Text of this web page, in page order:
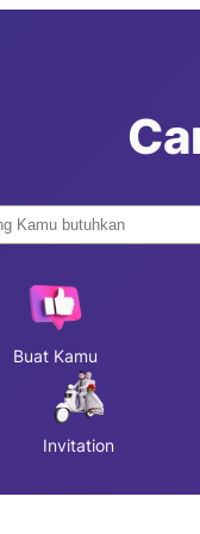
Buat Kamu
Invitation